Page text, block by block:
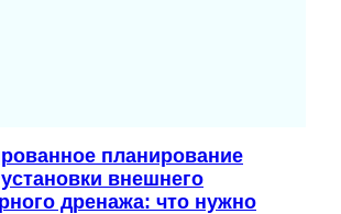
планирование
внешнего
дренажа: что нужно